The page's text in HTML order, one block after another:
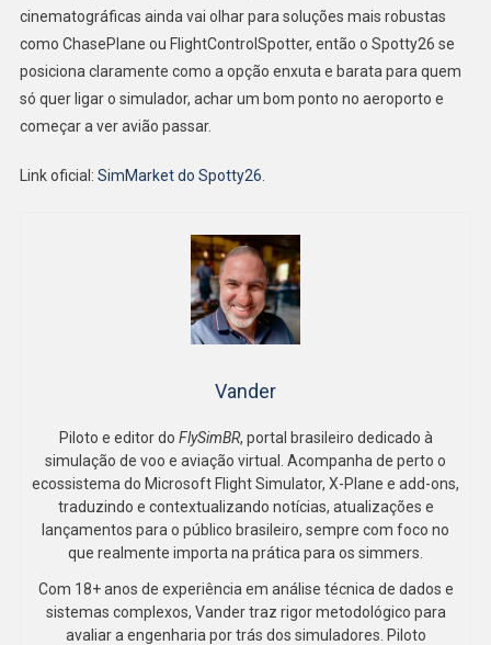
cinematográficas ainda vai olhar para soluções mais robustas
como ChasePlane ou FlightControlSpotter, então o Spotty26 se
posiciona claramente como a opção enxuta e barata para quem
só quer ligar o simulador, achar um bom ponto no aeroporto e
começar a ver avião passar.
Link oficial: SimMarket do Spotty26
Vander
Piloto e editor do FlySimBR, portal brasileiro dedicado à
simulação de voo e aviação virtual. Acompanha de perto o
ecossistema do Microsoft Flight Simulator, X-Plane e add-ons,
traduzindo e contextualizando notícias, atualizações e
lançamentos para o público brasileiro, sempre com foco no
que realmente importa na prática para os simmers.
Com 18+ anos de experiência em análise técnica de dados e
sistemas complexos, Vander traz rigor metodológico para
avaliar a engenharia por trás dos simuladores. Piloto